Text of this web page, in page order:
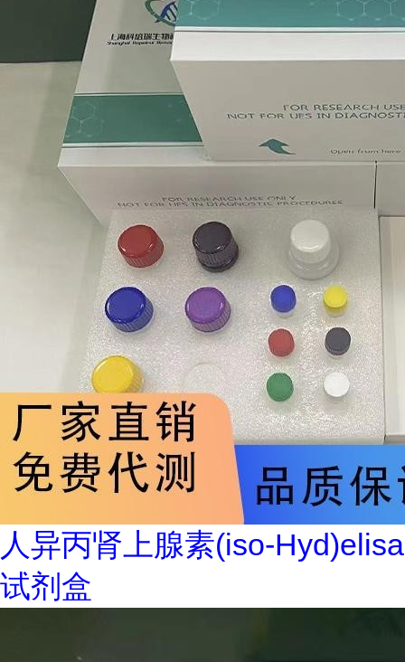
人异丙肾上腺素(iso-Hyd)elisa
试剂盒